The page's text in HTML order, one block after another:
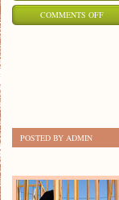
COMMENTS OFFON
POSTED BY ADMIN